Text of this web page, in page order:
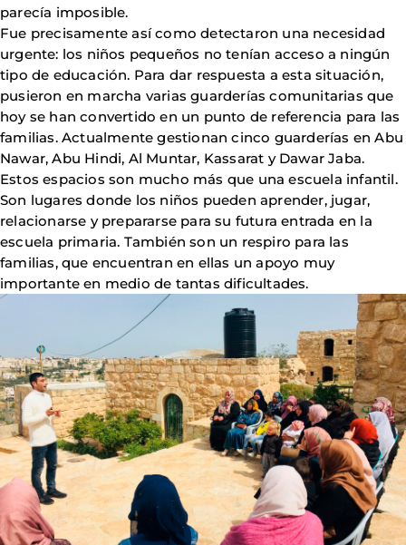
parecía imposible.
Fue precisamente así como detectaron una necesidad
urgente: los niños pequeños no tenían acceso a ningún
tipo de educación. Para dar respuesta a esta situación,
pusieron en marcha varias guarderías comunitarias que
hoy se han convertido en un punto de referencia para las
familias. Actualmente gestionan cinco guarderías en Abu
Nawar, Abu Hindi, Al Muntar, Kassarat y Dawar Jaba.
Estos espacios son mucho más que una escuela infantil.
Son lugares donde los niños pueden aprender, jugar,
relacionarse y prepararse para su futura entrada en la
escuela primaria. También son un respiro para las
familias, que encuentran en ellas un apoyo muy
importante en medio de tantas dificultades.